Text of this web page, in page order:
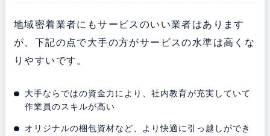
地域密着業者にもサービスのいい業者はあります
が、下記の点で大手の方がサービスの水準は高くな
りやすいです。
大手ならではの資金力により、社内教育が充実していて
作業員のスキルが高い
オリジナルの梱包資材など、より快適に引っ越しができ